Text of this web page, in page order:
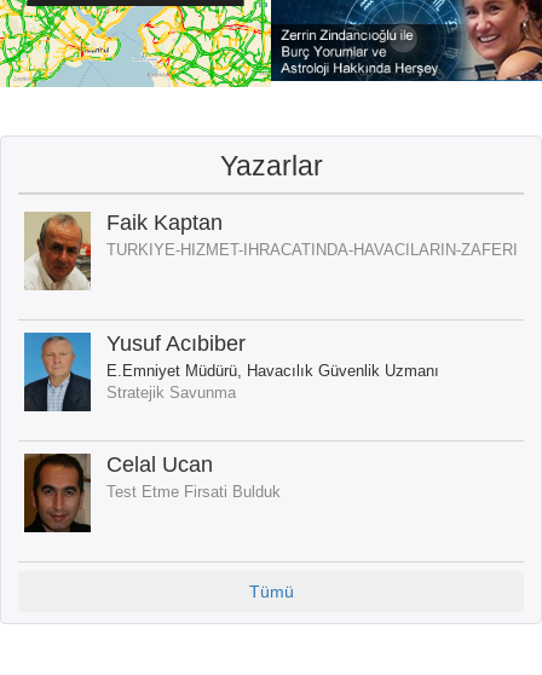
Yazarlar
Faik Kaptan
TURKIYE-HIZMET-IHRACATINDA-HAVACILARIN-ZAFERI
Yusuf Acıbiber
E.Emniyet Müdürü, Havacılık Güvenlik Uzmanı
Stratejik Savunma
Celal Ucan
Test Etme Firsati Bulduk
Tümü